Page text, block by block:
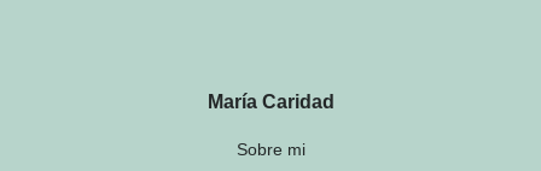
María Caridad
Sobre mi